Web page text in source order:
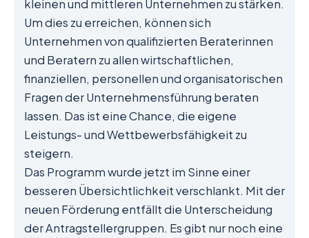
kleinen und mittleren Unternehmen zu stärken.
Um dies zu erreichen, können sich
Unternehmen von qualifizierten Beraterinnen
und Beratern zu allen wirtschaftlichen,
finanziellen, personellen und organisatorischen
Fragen der Unternehmensführung beraten
lassen. Das ist eine Chance, die eigene
Leistungs- und Wettbewerbsfähigkeit zu
steigern.
Das Programm wurde jetzt im Sinne einer
besseren Übersichtlichkeit verschlankt. Mit der
neuen Förderung entfällt die Unterscheidung
der Antragstellergruppen. Es gibt nur noch eine